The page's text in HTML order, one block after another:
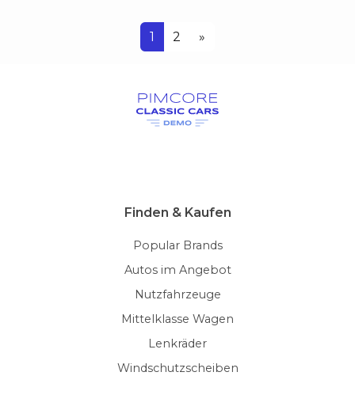
1 2 »
Finden & Kaufen
Popular Brands
Autos im Angebot
Nutzfahrzeuge
Mittelklasse Wagen
Lenkräder
Windschutzscheiben